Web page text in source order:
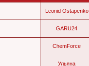
Leonid Ostapenko
GARU24
ChemForce
Ульяна